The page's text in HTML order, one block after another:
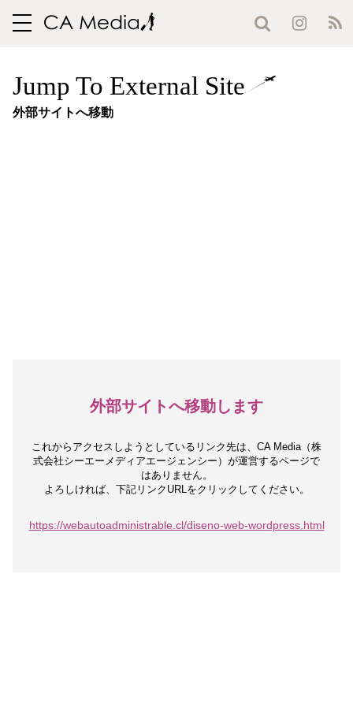
toggle
Jump To External Site
外部サイトへ移動
外部サイトへ移動します
これからアクセスしようとしているリンク先は、 CA Media（株
式会社シーエーメディアエージェンシー）が運営するページで
はありません。
よろしければ、下記リンクURLをクリックしてください。
https://webautoadministrable.cl/diseno-web-wordpress.html